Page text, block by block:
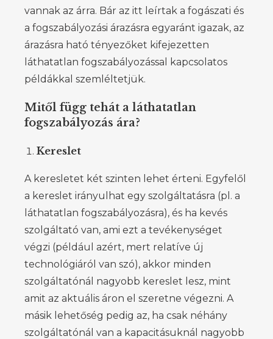
vannak az árra. Bár az itt leírtak a fogászati és
a fogszabályozási árazásra egyaránt igazak, az
árazásra ható tényezőket kifejezetten
láthatatlan fogszabályozással kapcsolatos
példákkal szemléltetjük.
Mitől függ tehát a láthatatlan
fogszabályozás ára?
Kereslet
A keresletet két szinten lehet érteni. Egyfelől
a kereslet irányulhat egy szolgáltatásra (pl. a
láthatatlan fogszabályozásra), és ha kevés
szolgáltató van, ami ezt a tevékenységet
végzi (például azért, mert relatíve új
technológiáról van szó), akkor minden
szolgáltatónál nagyobb kereslet lesz, mint
amit az aktuális áron el szeretne végezni. A
másik lehetőség pedig az, ha csak néhány
szolgáltatónál van a kapacitásuknál nagyobb